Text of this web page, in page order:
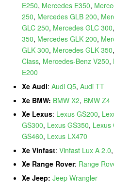
E250, Mercedes E350,
250, Mercedes GLB 200,
GLC 250, Mercedes GLC 300,
350, Mercedes GLK 200,
GLK 300, Mercedes GLK 350,
Class, Mercedes-Benz V250,
E200
Xe Audi: Audi Q5, Audi TT
Xe BMW: BMW X2, BMW Z4
Xe Lexus: Lexus GS200,
GS300, Lexus GS350, Lexus
GS460, Lexus LX470
Xe Vinfast: Vinfast Lux A 2.0,
Xe Range Rover: Range
Xe Jeep: Jeep Wrangler